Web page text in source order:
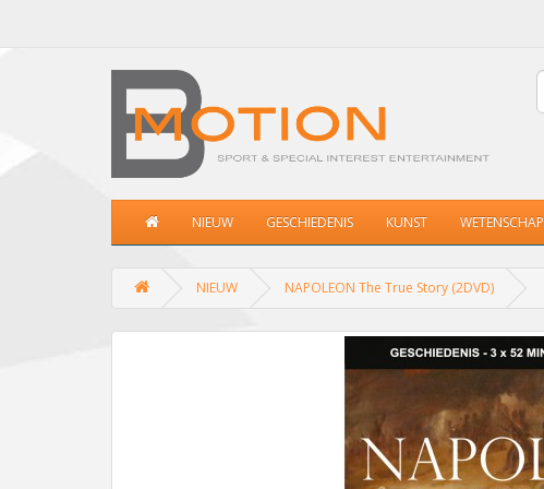
NIEUW GESCHIEDENIS KUNST WETENSCHAP
NIEUW NAPOLEON The True Story (2DVD)